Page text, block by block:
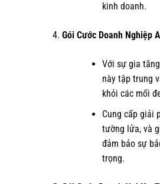
kinh doanh.
Gói Cước Doanh Nghiệp
Với sự gia
này tập trung
khỏi các mối
Cung cấp giải
tường lửa, và
đảm bảo sự
trọng.